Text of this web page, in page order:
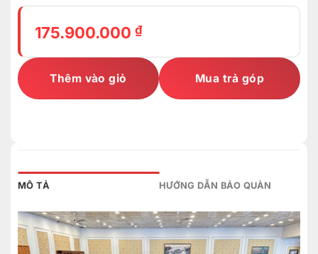
175.900.000 ₫
Thêm vào giỏ Mua trả góp
MÔ TẢ HƯỚNG DẪN BẢO QUẢN